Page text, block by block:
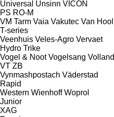
Universal Unsinn VICON
PS RO-M
VM Tarm Vaia Vakutec Van Hool
T-series
Veenhuis Veles-Agro Vervaet
Hydro Trike
Vogel & Noot Vogelsang Volland
VT ZB
Vynmashpostach Väderstad
Rapid
Western Wienhoff Woprol
Junior
XAG